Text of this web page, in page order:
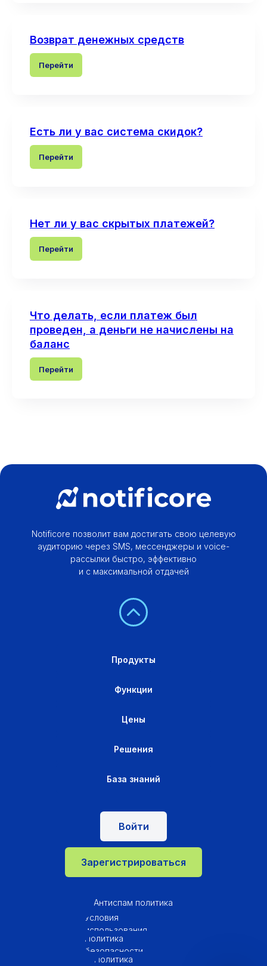
Возврат денежных средств
Перейти
Есть ли у вас система скидок?
Перейти
Нет ли у вас скрытых платежей?
Перейти
Что делать, если платеж был
проведен, а деньги не начислены на
баланс
Перейти
База знаний
Решения
Цены
Функции
Notificore позволит вам достигать свою целевую
аудиторию через SMS, мессенджеры и voice-
рассылки быстро, эффективно
и с максимальной отдачей
Продукты
Условия
использования
Антиспам политика
Политика
Политика
безопасности
Зарегистрироваться
Войти